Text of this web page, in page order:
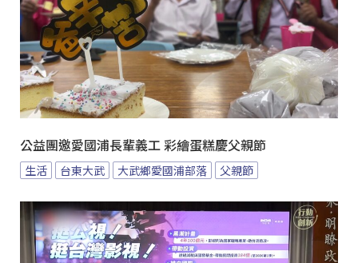
公益團邀愛國浦長輩義工 彩繪蛋糕慶父親節
生活 台東大武 大武鄉愛國浦部落 父親節